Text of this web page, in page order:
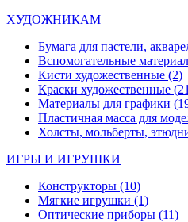
ХУДОЖНИКАМ
Бумага для пастели,
Вспомогательные
Кисти художественные (2)
Краски художественные
Материалы для графики
Пластичная масса для
Холсты, мольберты,
ИГРЫ И ИГРУШКИ
Конструкторы (10)
Мягкие игрушки (1)
Оптические приборы (11)